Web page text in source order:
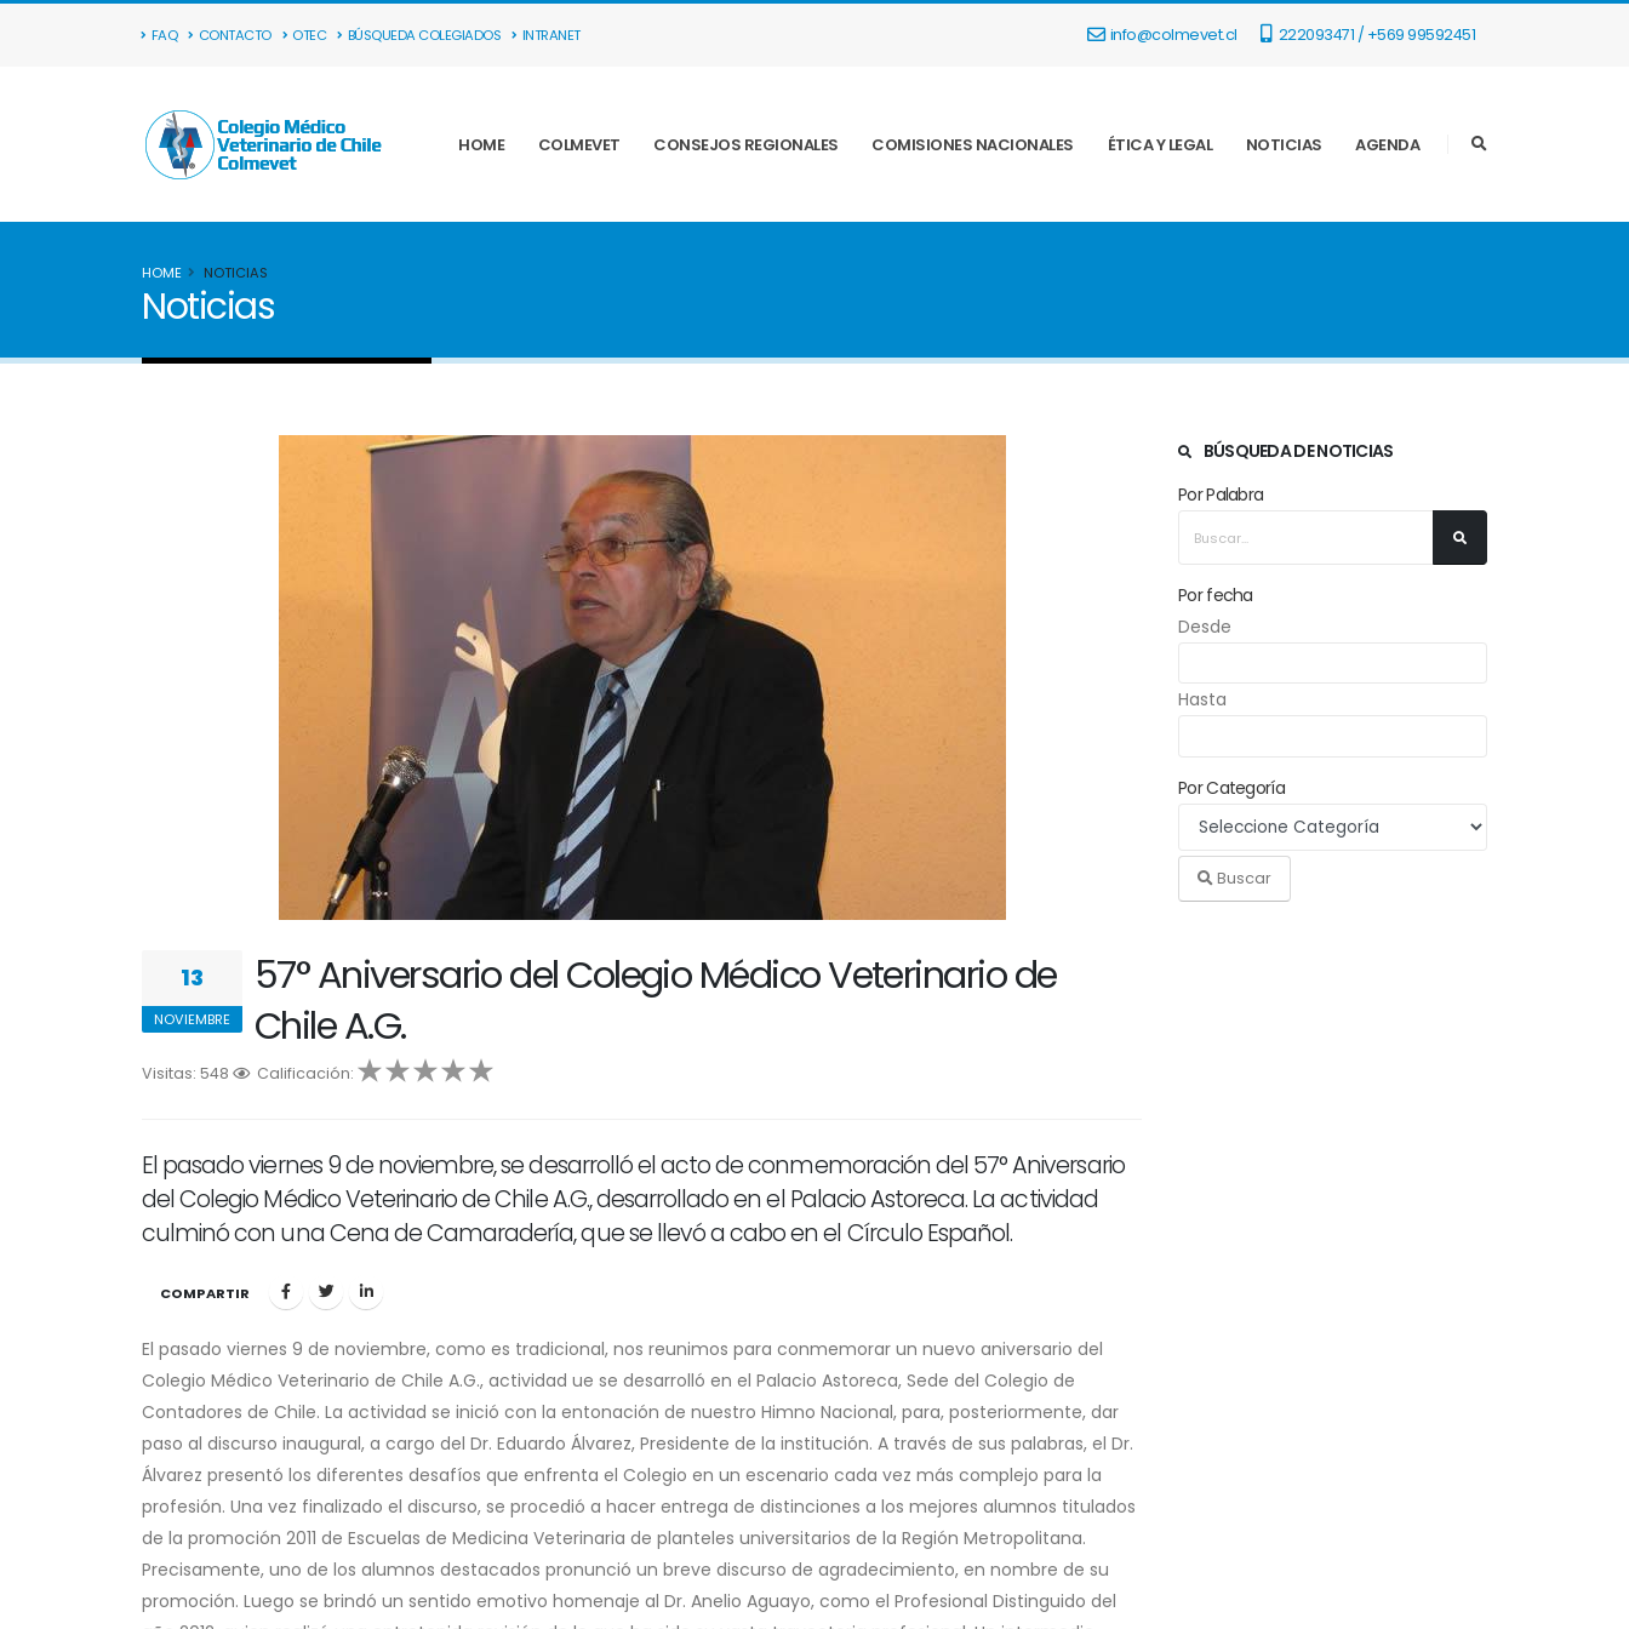
FAQ CONTACTO OTEC BÚSQUEDA COLEGIADOS INTRANET info@colmevet.cl 222093471 / +569 99592451
HOME COLMEVET CONSEJOS REGIONALES COMISIONES NACIONALES ÉTICA Y LEGAL NOTICIAS AGENDA
HOME NOTICIAS
Noticias
BÚSQUEDA DE NOTICIAS
Por Palabra
Por fecha
Desde
Hasta
Por Categoría
Buscar
13
NOVIEMBRE
57° Aniversario del Colegio Médico Veterinario de
Chile A.G.
Visitas: 548 Calificación:
1 2 3 4 5
El pasado viernes 9 de noviembre, se desarrolló el acto de conmemoración del 57° Aniversario
del Colegio Médico Veterinario de Chile A.G., desarrollado en el Palacio Astoreca. La actividad
culminó con una Cena de Camaradería, que se llevó a cabo en el Círculo Español.
COMPARTIR
El pasado viernes 9 de noviembre, como es tradicional, nos reunimos para conmemorar un nuevo aniversario del
Colegio Médico Veterinario de Chile A.G., actividad ue se desarrolló en el Palacio Astoreca, Sede del Colegio de
Contadores de Chile. La actividad se inició con la entonación de nuestro Himno Nacional, para, posteriormente, dar
paso al discurso inaugural, a cargo del Dr. Eduardo Álvarez, Presidente de la institución. A través de sus palabras, el Dr.
Álvarez presentó los diferentes desafíos que enfrenta el Colegio en un escenario cada vez más complejo para la
profesión. Una vez finalizado el discurso, se procedió a hacer entrega de distinciones a los mejores alumnos titulados
de la promoción 2011 de Escuelas de Medicina Veterinaria de planteles universitarios de la Región Metropolitana.
Precisamente, uno de los alumnos destacados pronunció un breve discurso de agradecimiento, en nombre de su
promoción. Luego se brindó un sentido emotivo homenaje al Dr. Anelio Aguayo, como el Profesional Distinguido del